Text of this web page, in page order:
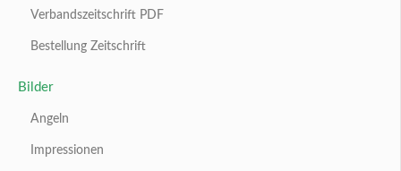
Verbandszeitschrift PDF
Bestellung Zeitschrift
Bilder
Angeln
Impressionen